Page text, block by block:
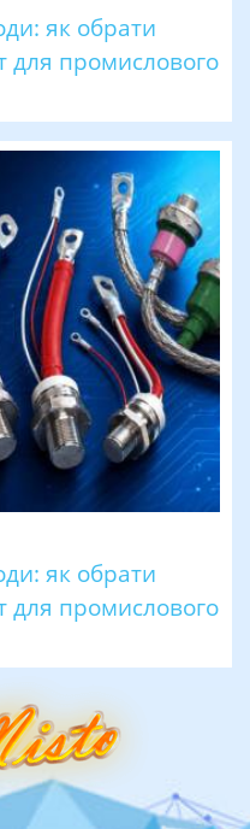
як обрати
промислового
як обрати
промислового